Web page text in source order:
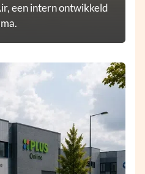
een intern ontwikkeld